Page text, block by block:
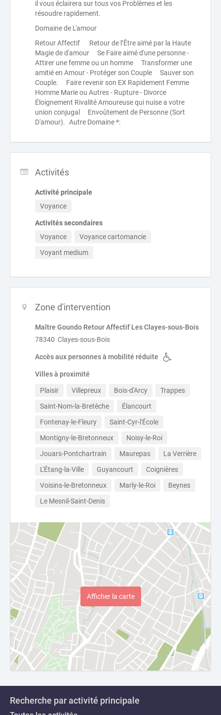
il vous éclairera sur tous vos Problèmes et les
résoudre rapidement.
Domaine de L'amour
Retour Affectif Retour de l’Être aimé par la Haute
Magie de d'amour Se Faire aimé d'une personne -
Attirer une femme ou un homme Transformer une
amitié en Amour - Protéger son Couple Sauver son
Couple. Faire revenir son EX Rapidement Femme
Homme Marie ou Autres - Rupture - Divorce
Éloignement Rivalité Amoureuse qui nuise a votre
union conjugal Envoûtement de Personne (Sort
D'amour). Autre Domaine *:
Activités
Activité principale
Voyance
Activités secondaires
Voyance
Voyance cartomancie
Voyant medium
Zone d'intervention
Maître Goundo Retour Affectif Les Clayes-sous-Bois
78340 Clayes-sous-Bois
Accès aux personnes à mobilité réduite
Villes à proximité
Plaisir Villepreux Bois-d'Arcy
Trappes
Saint-Nom-la-Bretèche
Élancourt
Fontenay-le-Fleury
Saint-Cyr-l'École
Montigny-le-Bretonneux
Noisy-le-Roi
Jouars-Pontchartrain
Maurepas
La Verrière
L'Étang-la-Ville
Guyancourt
Coignières
Voisins-le-Bretonneux
Marly-le-Roi
Beynes
Le Mesnil-Saint-Denis
Afficher la carte
Recherche par activité principale